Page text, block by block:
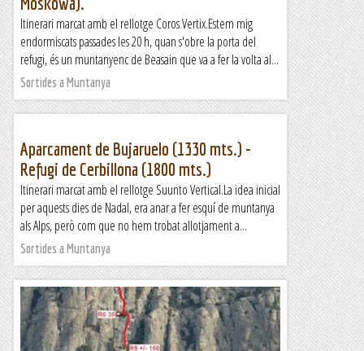
Itinerari marcat amb el rellotge Coros Vertix.Estem mig
endormiscats passades les 20 h, quan s'obre la porta del
refugi, és un muntanyenc de Beasain que va a fer la volta al...
Sortides a Muntanya
Aparcament de Bujaruelo (1330 mts.) -
Refugi de Cerbillona (1800 mts.)
Itinerari marcat amb el rellotge Suunto Vertical.La idea inicial
per aquests dies de Nadal, era anar a fer esquí de muntanya
als Alps, però com que no hem trobat allotjament a...
Sortides a Muntanya